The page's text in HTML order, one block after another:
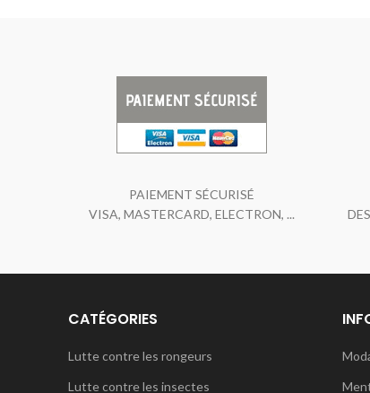
PAIEMENT SÉCURISÉ
VISA, MASTERCARD, ELECTRON, ...
CATÉGORIES
Lutte contre les rongeurs
Lutte contre les insectes